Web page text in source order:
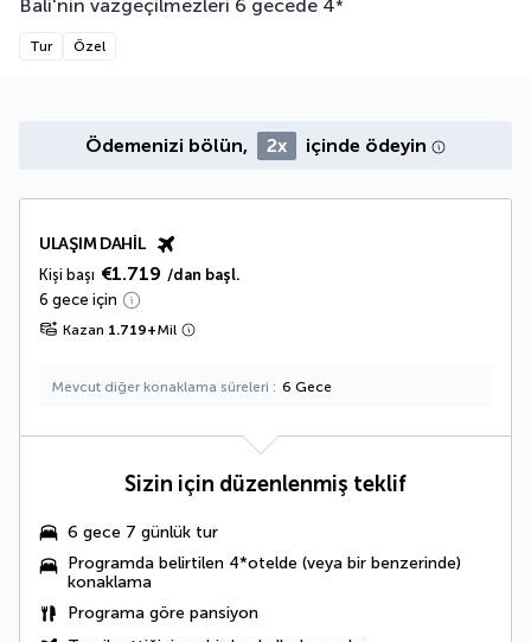
Bali'nin vazgeçilmezleri 6 gecede 4*
Tur Özel
Ödemenizi bölün, 2x içinde ödeyin
ULAŞIM DAHIL
Kişi başı €1.719 /dan başl.
6 gece için
Kazan 1.719+Mil
Mevcut diğer konaklama süreleri 6 Gece
Sizin için düzenlenmiş teklif
6 gece 7 günlük tur
Programda belirtilen 4*otelde (veya bir benzerinde)
konaklama
Programa göre pansiyon